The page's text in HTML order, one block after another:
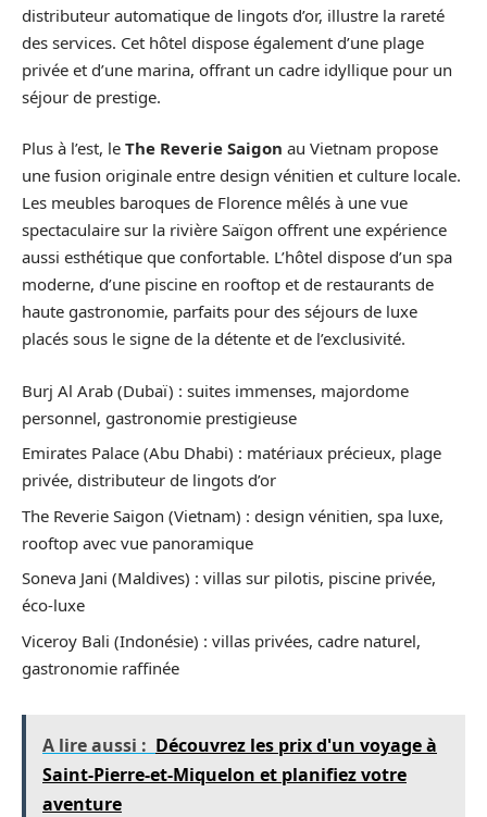
distributeur automatique de lingots d’or, illustre la rareté
des services. Cet hôtel dispose également d’une plage
privée et d’une marina, offrant un cadre idyllique pour un
séjour de prestige.
Plus à l’est, le The Reverie Saigon au Vietnam propose
une fusion originale entre design vénitien et culture locale.
Les meubles baroques de Florence mêlés à une vue
spectaculaire sur la rivière Saïgon offrent une expérience
aussi esthétique que confortable. L’hôtel dispose d’un spa
moderne, d’une piscine en rooftop et de restaurants de
haute gastronomie, parfaits pour des séjours de luxe
placés sous le signe de la détente et de l’exclusivité.
Burj Al Arab (Dubaï) : suites immenses, majordome
personnel, gastronomie prestigieuse
Emirates Palace (Abu Dhabi) : matériaux précieux, plage
privée, distributeur de lingots d’or
The Reverie Saigon (Vietnam) : design vénitien, spa luxe,
rooftop avec vue panoramique
Soneva Jani (Maldives) : villas sur pilotis, piscine privée,
éco-luxe
Viceroy Bali (Indonésie) : villas privées, cadre naturel,
gastronomie raffinée
A lire aussi : Découvrez les prix d'un voyage à
Saint-Pierre-et-Miquelon et planifiez votre
aventure